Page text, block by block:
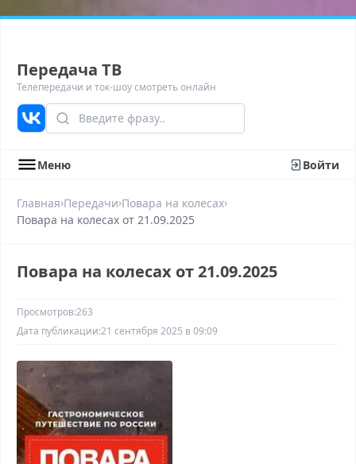
Передача ТВ
Телепередачи и ток-шоу смотреть онлайн
Меню Войти
Главная›Передачи›Повара на колесах›
Повара на колесах от 21.09.2025
Повара на колесах от 21.09.2025
Просмотров:263
Дата публикации:21 сентября 2025 в 09:09